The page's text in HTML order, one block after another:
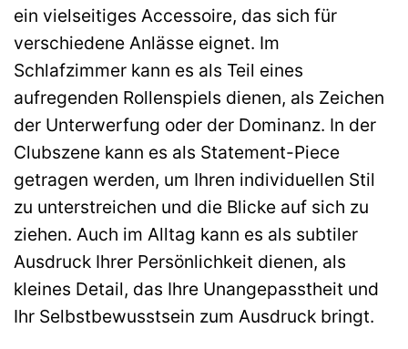
ein vielseitiges Accessoire, das sich für
verschiedene Anlässe eignet. Im
Schlafzimmer kann es als Teil eines
aufregenden Rollenspiels dienen, als Zeichen
der Unterwerfung oder der Dominanz. In der
Clubszene kann es als Statement-Piece
getragen werden, um Ihren individuellen Stil
zu unterstreichen und die Blicke auf sich zu
ziehen. Auch im Alltag kann es als subtiler
Ausdruck Ihrer Persönlichkeit dienen, als
kleines Detail, das Ihre Unangepasstheit und
Ihr Selbstbewusstsein zum Ausdruck bringt.